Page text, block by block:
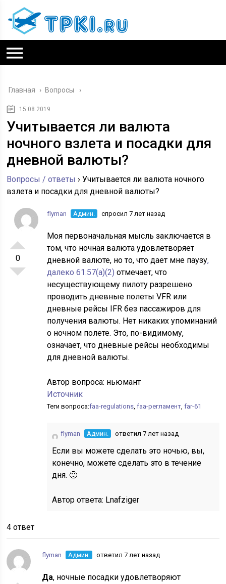
Главная › Вопросы
15.08.2019
Учитывается ли валюта
ночного взлета и посадки для
дневной валюты?
Вопросы / ответы ›Учитывается ли валюта ночного
взлета и посадки для дневной валюты?
0
flyman Админ. спросил 7 лет назад
Моя первоначальная мысль заключается в
том, что ночная валюта удовлетворяет
дневной валюте, но то, что дает мне паузу,
далеко 61.57(a)(2)отмечает, что
несуществующему пилоту разрешено
проводить дневные полеты VFR или
дневные рейсы IFR без пассажиров для
получения валюты. Нет никаких упоминаний
о ночном полете. Это, по-видимому,
означает, что дневные рейсы необходимы
для дневной валюты.
Автор вопроса: ньюмант
Источник
Теги вопроса:faa-regulations,faa-регламент,far-61
flyman Админ. ответил 7 лет назад
Если вы можете сделать это ночью, вы,
конечно, можете сделать это в течение
дня. 🙂
Автор ответа: Lnafziger
4 ответ
flyman Админ. ответил 7 лет назад
Да, ночные посадки удовлетворяют